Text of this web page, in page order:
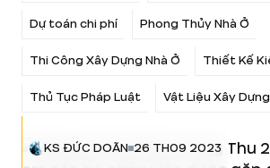
Dự toán chi phí Phong Thủy Nhà Ở
Thi Công Xây Dựng Nhà Ở Thiết Kế
Thủ Tục Pháp Luật Vật Liệu Xây Dựng
KS ĐỨC DOÃN 26 TH09 2023